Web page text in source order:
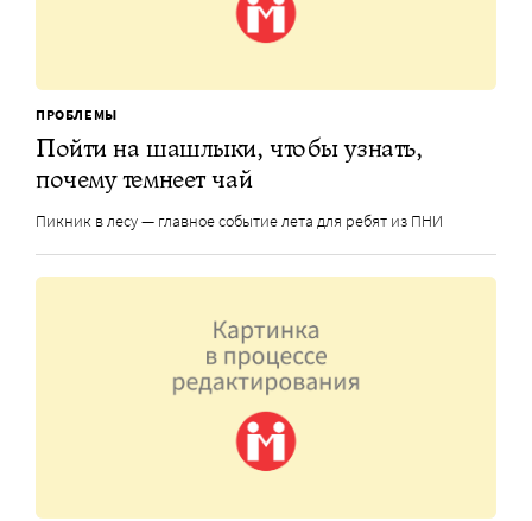
ПРОБЛЕМЫ
Пойти на шашлыки, чтобы узнать,
почему темнеет чай
Пикник в лесу — главное событие лета для ребят из ПНИ